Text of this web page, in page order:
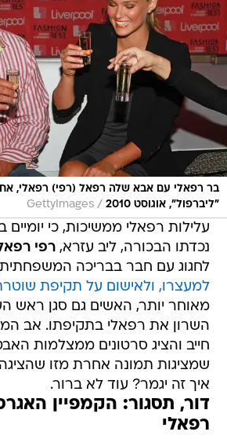
בר רפאלי עם אבא שלה רפאל (רפי) רפאלי,
"ליברפול", אוגוסט 2010
/
GettyImages
עלילות רפאלי ממשיכות, כי
נכדתו הבכורה, ליב עזרא,רפי
לחגוג עם חבר בבריכה
למעצרו, ולאישום על תקיפת
מאוחר יותר, האשים גם סגן ראש
השרון את רפאלי בתקיפתו. אב
חייב והציג סרטונים ממצלמות
שמציגות תמונה אחרת מזו
איך זה יגמר? עוד לא ברור.
דור, תסגור: הקמפיין
רפאלי